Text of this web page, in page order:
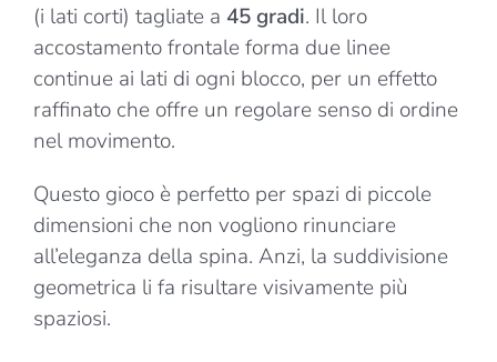
(i lati corti) tagliate a 45 gradi. Il loro
accostamento frontale forma due linee
continue ai lati di ogni blocco, per un effetto
raffinato che offre un regolare senso di ordine
nel movimento.
Questo gioco è perfetto per spazi di piccole
dimensioni che non vogliono rinunciare
all’eleganza della spina. Anzi, la suddivisione
geometrica li fa risultare visivamente più
spaziosi.